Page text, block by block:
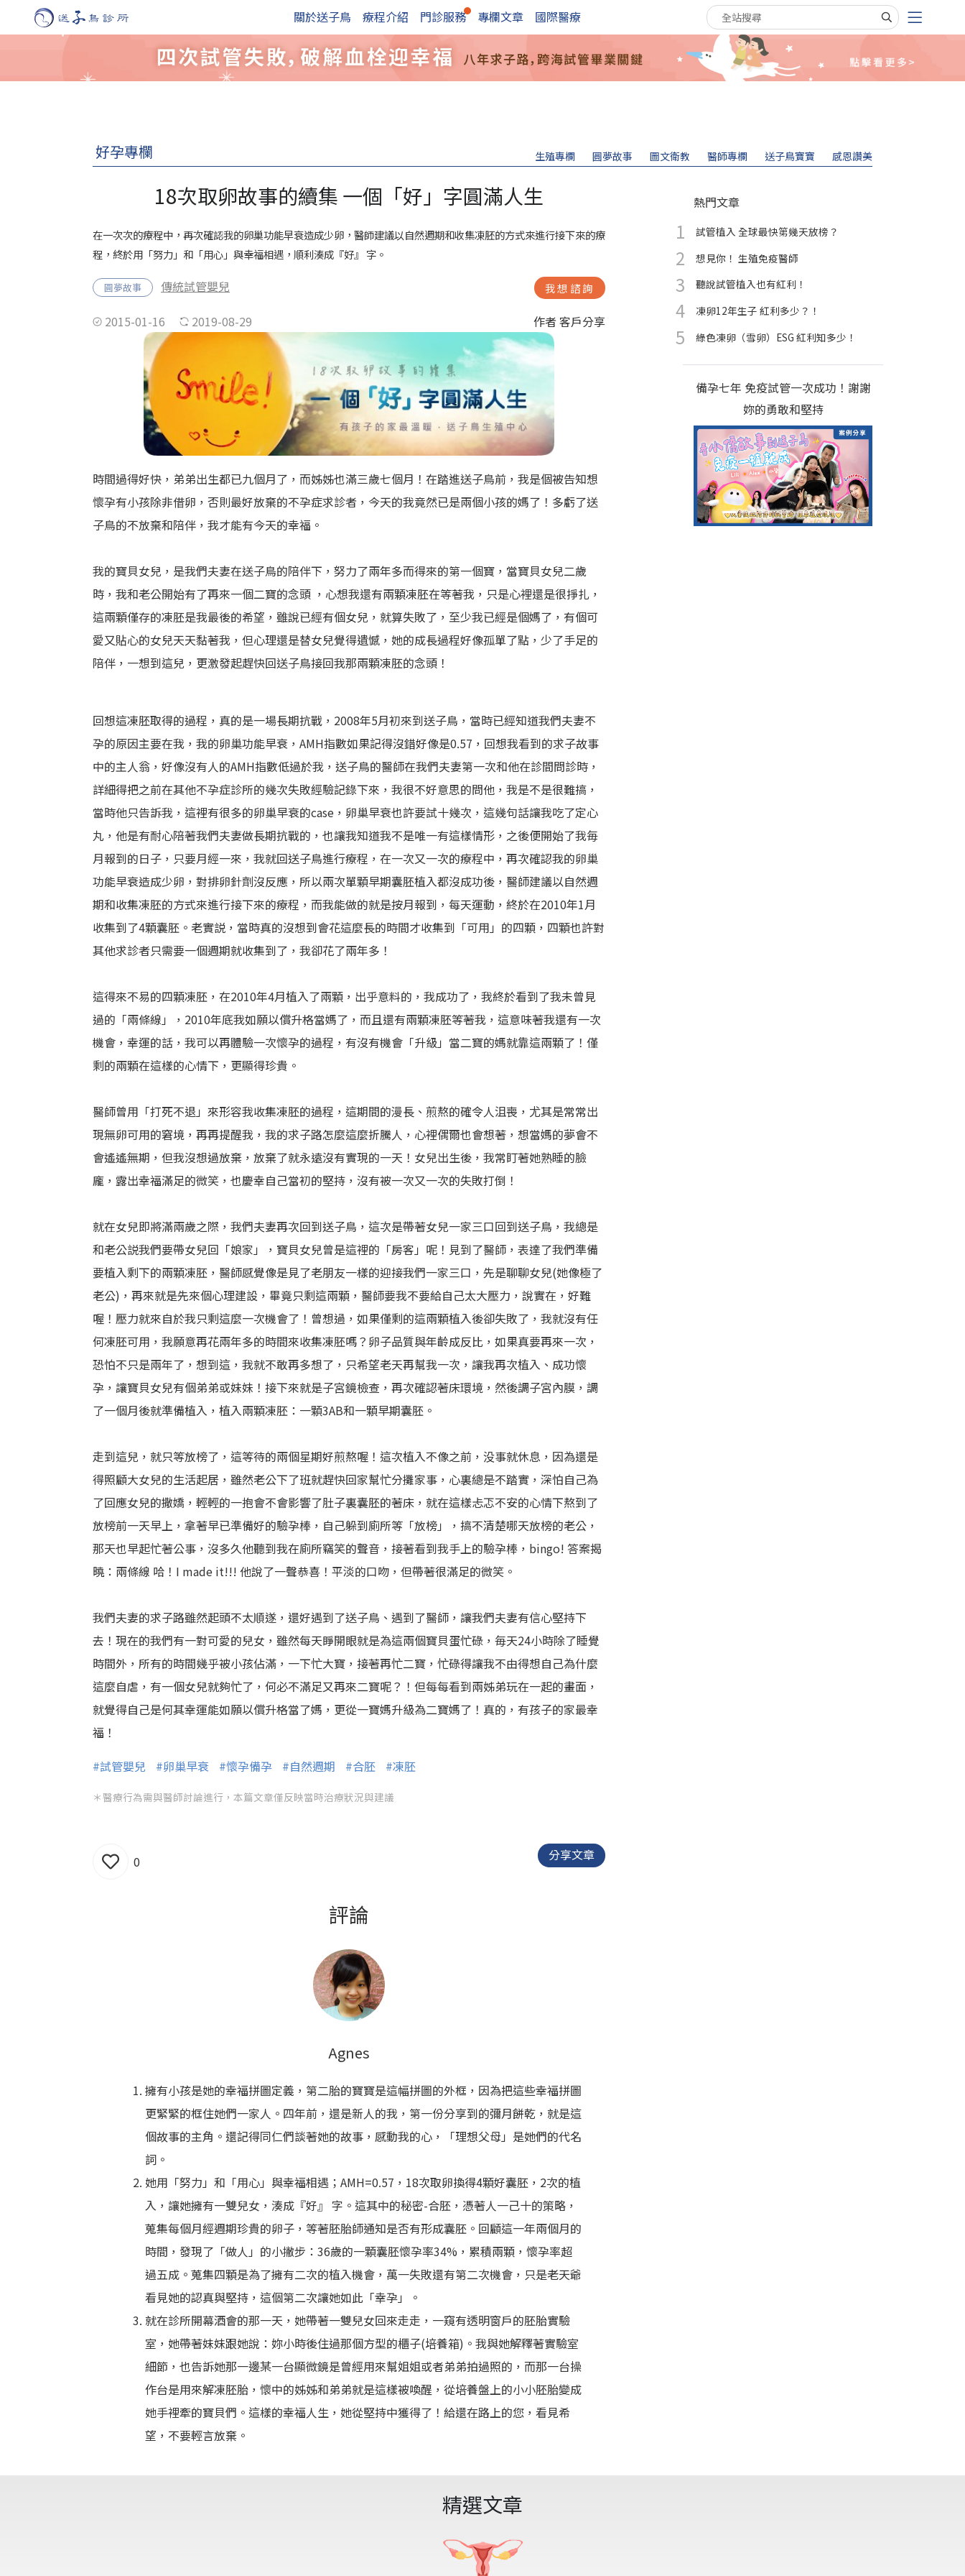
關於送子鳥 療程介紹 門診服務 專欄文章 國際醫療 搜尋關鍵字
好孕專欄 生殖專欄 圓夢故事 圖文衛教 醫師專欄 送子鳥寶寶 感恩讚美
18次取卵故事的續集 一個「好」字圓滿人生
在一次次的療程中，再次確認我的卵巢功能早衰造成少卵，醫師建議以自然週期和收集凍胚的方式來進行接下來的療
程，終於用「努力」和「用心」與幸福相遇，順利湊成『好』 字。
圓夢故事 傳統試管嬰兒 我想諮詢
2015-01-16 2019-08-29 作者 客戶分享
時間過得好快，弟弟出生都已九個月了，而姊姊也滿三歲七個月！在踏進送子鳥前，我是個被告知想
懷孕有小孩除非借卵，否則最好放棄的不孕症求診者，今天的我竟然已是兩個小孩的媽了！多虧了送
子鳥的不放棄和陪伴，我才能有今天的幸福。
我的寶貝女兒，是我們夫妻在送子鳥的陪伴下，努力了兩年多而得來的第一個寶，當寶貝女兒二歲
時，我和老公開始有了再來一個二寶的念頭 ，心想我還有兩顆凍胚在等著我，只是心裡還是很掙扎，
這兩顆僅存的凍胚是我最後的希望，雖說已經有個女兒，就算失敗了，至少我已經是個媽了，有個可
愛又貼心的女兒天天黏著我，但心理還是替女兒覺得遺憾，她的成長過程好像孤單了點，少了手足的
陪伴，一想到這兒，更激發起趕快回送子鳥接回我那兩顆凍胚的念頭！
回想這凍胚取得的過程，真的是一場長期抗戰，2008年5月初來到送子鳥，當時已經知道我們夫妻不
孕的原因主要在我，我的卵巢功能早衰，AMH指數如果記得沒錯好像是0.57，回想我看到的求子故事
中的主人翁，好像沒有人的AMH指數低過於我，送子鳥的醫師在我們夫妻第一次和他在診間問診時，
詳細得把之前在其他不孕症診所的幾次失敗經驗記錄下來，我很不好意思的問他，我是不是很難搞，
當時他只告訴我，這裡有很多的卵巢早衰的case，卵巢早衰也許要試十幾次，這幾句話讓我吃了定心
丸，他是有耐心陪著我們夫妻做長期抗戰的，也讓我知道我不是唯一有這樣情形，之後便開始了我毎
月報到的日子，只要月經一來，我就回送子鳥進行療程，在一次又一次的療程中，再次確認我的卵巢
功能早衰造成少卵，對排卵針劑沒反應，所以兩次單顆早期囊胚植入都沒成功後，醫師建議以自然週
期和收集凍胚的方式來進行接下來的療程，而我能做的就是按月報到，每天運動，終於在2010年1月
收集到了4顆囊胚。老實説，當時真的沒想到會花這麼長的時間才收集到「可用」的四顆，四顆也許對
其他求診者只需要一個週期就收集到了，我卻花了兩年多！
這得來不易的四顆凍胚，在2010年4月植入了兩顆，出乎意料的，我成功了，我終於看到了我未曾見
過的「兩條線」，2010年底我如願以償升格當媽了，而且還有兩顆凍胚等著我，這意味著我還有一次
機會，幸運的話，我可以再體驗一次懷孕的過程，有沒有機會「升級」當二寶的媽就靠這兩顆了！僅
剩的兩顆在這樣的心情下，更顯得珍貴。
醫師曾用「打死不退」來形容我收集凍胚的過程，這期間的漫長、煎熬的確令人沮喪，尤其是常常出
現無卵可用的窘境，再再提醒我，我的求子路怎麼這麼折騰人，心裡偶爾也會想著，想當媽的夢會不
會遙遙無期，但我沒想過放棄，放棄了就永遠沒有實現的一天！女兒出生後，我常盯著她熟睡的臉
龐，露出幸福滿足的微笑，也慶幸自己當初的堅持，沒有被一次又一次的失敗打倒！
就在女兒即將滿兩歲之際，我們夫妻再次回到送子鳥，這次是帶著女兒一家三口回到送子鳥，我總是
和老公説我們要帶女兒回「娘家」，寶貝女兒曾是這裡的「房客」呢！見到了醫師，表達了我們準備
要植入剩下的兩顆凍胚，醫師感覺像是見了老朋友一樣的迎接我們一家三口，先是聊聊女兒(她像極了
老公)，再來就是先來個心理建設，畢竟只剩這兩顆，醫師要我不要給自己太大壓力，說實在，好難
喔！壓力就來自於我只剩這麼一次機會了！曾想過，如果僅剩的這兩顆植入後卻失敗了，我就沒有任
何凍胚可用，我願意再花兩年多的時間來收集凍胚嗎？卵子品質與年齡成反比，如果真要再來一次，
恐怕不只是兩年了，想到這，我就不敢再多想了，只希望老天再幫我一次，讓我再次植入、成功懷
孕，讓寶貝女兒有個弟弟或妹妹！接下來就是子宮鏡檢查，再次確認著床環境，然後調子宮內膜，調
了一個月後就準備植入，植入兩顆凍胚：一顆3AB和一顆早期囊胚。
走到這兒，就只等放榜了，這等待的兩個星期好煎熬喔！這次植入不像之前，没事就休息，因為還是
得照顧大女兒的生活起居，雖然老公下了班就趕快回家幫忙分攤家事，心裏總是不踏實，深怕自己為
了回應女兒的撒嬌，輕輕的一抱會不會影響了肚子裏囊胚的著床，就在這樣忐忑不安的心情下熬到了
放榜前一天早上，拿著早已準備好的驗孕棒，自己躲到廁所等「放榜」，搞不清楚哪天放榜的老公，
那天也早起忙著公事，沒多久他聽到我在廁所竊笑的聲音，接著看到我手上的驗孕棒，bingo! 答案揭
曉：兩條線 哈！I made it!!! 他說了一聲恭喜！平淡的口吻，但帶著很滿足的微笑。
我們夫妻的求子路雖然起頭不太順遂，還好遇到了送子鳥、遇到了醫師，讓我們夫妻有信心堅持下
去！現在的我們有一對可愛的兒女，雖然每天睜開眼就是為這兩個寶貝蛋忙碌，毎天24小時除了睡覺
時間外，所有的時間幾乎被小孩佔滿，一下忙大寶，接著再忙二寶，忙碌得讓我不由得想自己為什麼
這麼自虐，有一個女兒就夠忙了，何必不滿足又再來二寶呢？！但每每看到兩姊弟玩在一起的畫面，
就覺得自己是何其幸運能如願以償升格當了媽，更從一寶媽升級為二寶媽了！真的，有孩子的家最幸
福！
#試管嬰兒
#卵巢早衰 #懷孕備孕 #自然週期 #合胚 #凍胚
＊醫療行為需與醫師討論進行，本篇文章僅反映當時治療狀況與建議
0 分享文章
評論
Agnes
擁有小孩是她的幸福拼圖定義，第二胎的寶寶是這幅拼圖的外框，因為把這些幸福拼圖
更緊緊的框住她們一家人。四年前，還是新人的我，第一份分享到的彌月餅乾，就是這
個故事的主角。還記得同仁們談著她的故事，感動我的心，「理想父母」是她們的代名
詞。
她用「努力」和「用心」與幸福相遇；AMH=0.57，18次取卵換得4顆好囊胚，2次的植
入，讓她擁有一雙兒女，湊成『好』 字。這其中的秘密-合胚，憑著人一己十的策略，
蒐集每個月經週期珍貴的卵子，等著胚胎師通知是否有形成囊胚。回顧這一年兩個月的
時間，發現了「做人」的小撇步：36歲的一顆囊胚懷孕率34%，累積兩顆，懷孕率超
過五成。蒐集四顆是為了擁有二次的植入機會，萬一失敗還有第二次機會，只是老天爺
看見她的認真與堅持，這個第二次讓她如此「幸孕」。
就在診所開幕酒會的那一天，她帶著一雙兒女回來走走，一窺有透明窗戶的胚胎實驗
室，她帶著妹妹跟她說：妳小時後住過那個方型的櫃子(培養箱)。我與她解釋著實驗室
細節，也告訴她那一邊某一台顯微鏡是曾經用來幫姐姐或者弟弟拍過照的，而那一台操
作台是用來解凍胚胎，懷中的姊姊和弟弟就是這樣被喚醒，從培養盤上的小小胚胎變成
她手裡牽的寶貝們。這樣的幸福人生，她從堅持中獲得了！給還在路上的您，看見希
望，不要輕言放棄。
熱門文章
試管植入 全球最快第幾天放榜？
想見你！ 生殖免疫醫師
聽說試管植入也有紅利！
凍卵12年生子 紅利多少？！
綠色凍卵（雪卵）ESG 紅利知多少！
備孕七年 免疫試管一次成功！謝謝
妳的勇敢和堅持
精選文章